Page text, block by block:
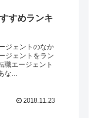
すめランキ
ジェントのなか
ジェントをラン
職エージェント
な...
2018.11.23